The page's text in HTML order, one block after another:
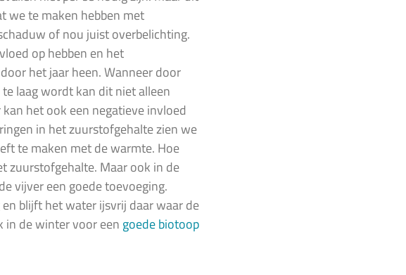
we te maken hebben met
of nou juist overbelichting.
op hebben en het
het jaar heen. Wanneer door
laag wordt kan dit niet alleen
het ook een negatieve invloed
in het zuurstofgehalte zien we
te maken met de warmte. Hoe
zuurstofgehalte. Maar ook in de
vijver een goede toevoeging.
blijft het water ijsvrij daar waar de
in de winter voor een goede biotoop